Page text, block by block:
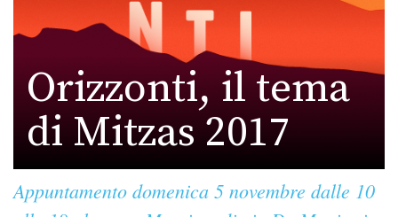
Orizzonti, il tema
di Mitzas 2017
Appuntamento domenica 5 novembre dalle 10